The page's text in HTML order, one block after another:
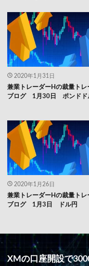
2020年1月31日
兼業トレーダーHの裁量トレ
ブログ 1月30日 ポンドド
2020年1月26日
兼業トレーダーHの裁量トレ
ブログ 1月3日 ドル円
XMの口座開設で